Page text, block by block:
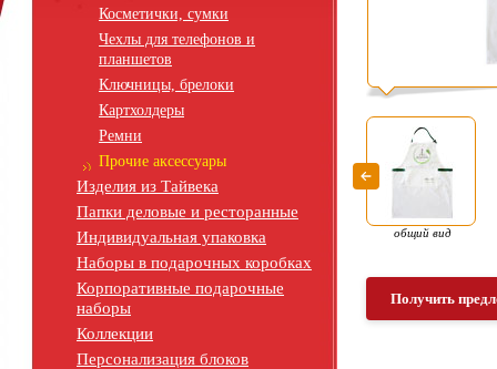
Косметички, сумки
Чехлы для телефонов и
планшетов
Ключницы, брелоки
Картхолдеры
Ремни
Прочие аксессуары
Изделия из Тайвека
Папки деловые и ресторанные
Индивидуальная упаковка
Наборы в подарочных коробках
Корпоративные подарочные
наборы
Коллекции
Персонализация блоков
общий вид
Получить